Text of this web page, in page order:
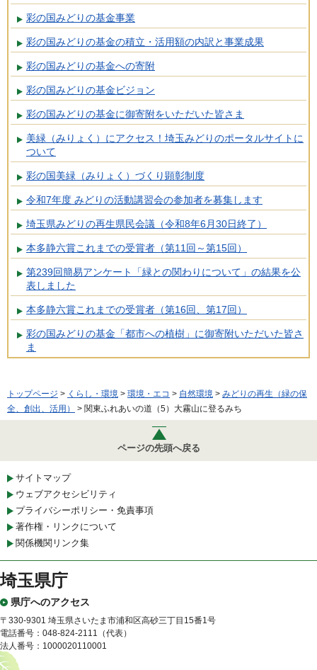
彩の国みどりの基金事業
彩の国みどりの基金の積立・活用額の内訳と事業成果
彩の国みどりの基金への寄附
彩の国みどりの基金ビジョン
彩の国みどりの基金に御寄附をいただいた皆さま
美緑（みりょく）にアクセス！埼玉みどりのポータルサイトに
ついて
彩の国美緑（みりょく）づくり顕彰制度
令和7年度 みどりの活動講習会の参加者を募集します
埼玉県みどりの再生県民会議（令和8年6月30日終了）
本多静六賞これまでの受賞者（第11回～第15回）
第239回簡易アンケート「緑との関わりについて」の結果を公
表しました
本多静六賞これまでの受賞者（第16回、第17回）
彩の国みどりの基金「都市への植樹」に御寄附いただいた皆さ
ま
トップページ > くらし・環境 > 環境・エコ > 自然環境 > みどりの再生（緑の保
全、創出、活用）
> 関東ふれあいの道（5）大霧山に登るみち
ページの先頭へ戻る
サイトマップ
ウェブアクセシビリティ
プライバシーポリシー・免責事項
著作権・リンクについて
関係機関リンク集
埼玉県庁
県庁へのアクセス
〒330-9301 埼玉県さいたま市浦和区高砂三丁目15番1号
電話番号：048-824-2111（代表）
法人番号：1000020110001